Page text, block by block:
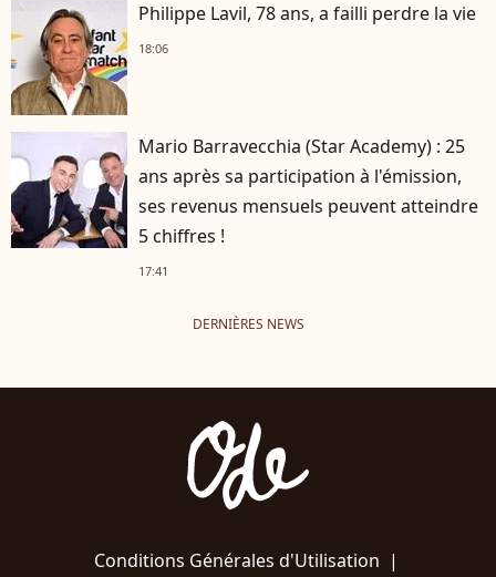
Philippe Lavil, 78 ans, a failli perdre la vie
18:06
Mario Barravecchia (Star Academy) : 25
ans après sa participation à l'émission,
ses revenus mensuels peuvent atteindre
5 chiffres !
17:41
DERNIÈRES NEWS
Conditions Générales d'Utilisation |